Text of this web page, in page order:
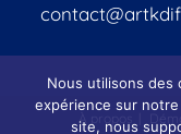
À propos
Nous utilisons des
expérience sur
site, nous